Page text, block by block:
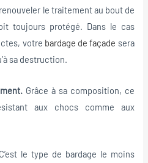
le traitement au bout de
toujours protégé. Dans le cas
votre bardage de façade sera
sa destruction.
Grâce à sa composition, ce
aux chocs comme aux
le type de bardage le moins